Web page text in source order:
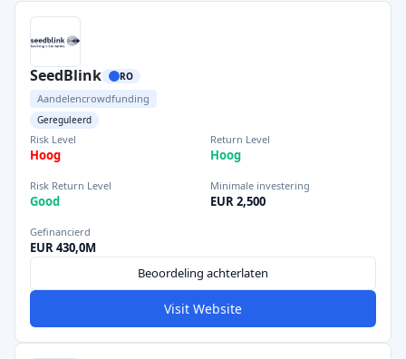
SeedBlink RO
Aandelencrowdfunding
Gereguleerd
Risk Level
Hoog
Return Level
Hoog
Risk Return Level
Good
Minimale investering
EUR 2,500
Gefinancierd
EUR 430,0M
Beoordeling achterlaten
Visit Website